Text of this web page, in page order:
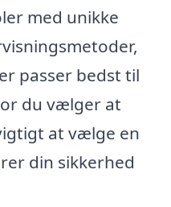
med unikke
passer bedst til
du vælger at
at vælge en
din sikkerhed